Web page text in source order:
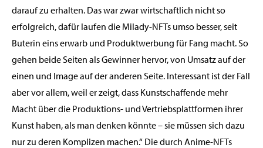
darauf zu erhalten. Das war zwar wirtschaftlich nicht so
erfolgreich, dafür laufen die Milady-NFTs umso besser, seit
Buterin eins erwarb und Produktwerbung für Fang macht. So
gehen beide Seiten als Gewinner hervor, von Umsatz auf der
einen und Image auf der anderen Seite. Interessant ist der Fall
aber vor allem, weil er zeigt, dass Kunstschaffende mehr
Macht über die Produktions- und Vertriebsplattformen ihrer
Kunst haben, als man denken könnte – sie müssen sich dazu
nur zu deren Komplizen machen.“ Die durch Anime-NFTs